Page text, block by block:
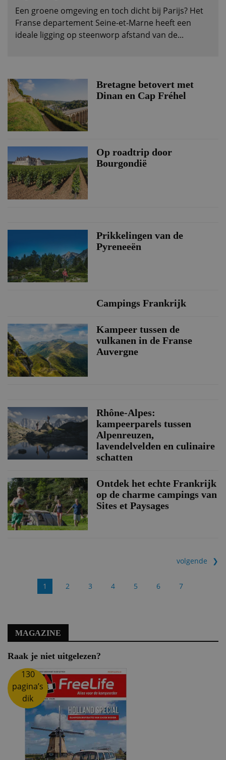
Een groene omgeving en toch dicht bij Parijs? Het
Franse departement Seine-et-Marne heeft een
ideale ligging op steenworp afstand van de...
Bretagne betovert met
Dinan en Cap Fréhel
Op roadtrip door
Bourgondië
Prikkelingen van de
Pyreneeën
Campings Frankrijk
Kampeer tussen de
vulkanen in de Franse
Auvergne
Rhône-Alpes:
kampeerparels tussen
Alpenreuzen,
lavendelvelden en culinaire
schatten
Ontdek het echte Frankrijk
op de charme campings van
Sites et Paysages
1 2 3 4 5 6 7
volgende
MAGAZINE
Raak je niet uitgelezen?
130
pagina’s
dik